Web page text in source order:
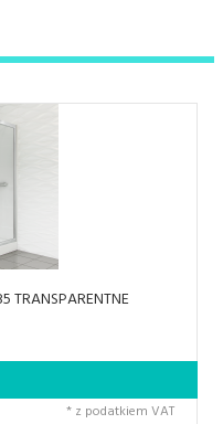
* z podatkiem VAT